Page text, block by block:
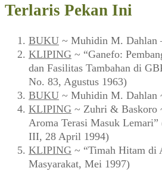
Terlaris Pekan Ini
BUKU ~ Muhidin M. Dahlan
KLIPING ~ “Ganefo:
dan Fasilitas Tambahan di
No. 83, Agustus 1963)
BUKU ~ Muhidin M. Dahlan
KLIPING ~ Zuhri & Baskoro
Aroma Terasi Masuk
III, 28 April 1994)
KLIPING ~ “Timah Hitam di
Masyarakat, Mei 1997)